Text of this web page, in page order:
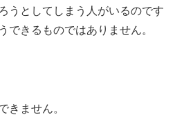
うとしてしまう人がいるのです
できるものではありません。
きません。